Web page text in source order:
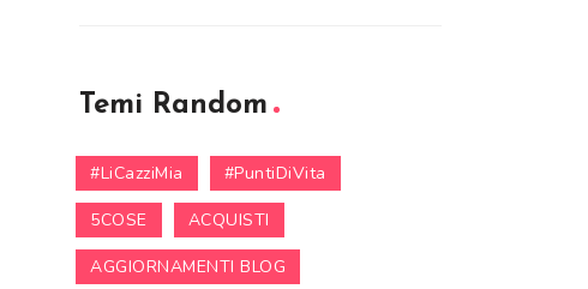
Temi Random
#LiCazziMia #PuntiDiVita
5COSE ACQUISTI
AGGIORNAMENTI BLOG